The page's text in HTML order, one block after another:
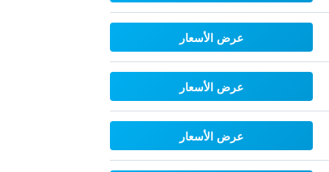
عرض الأسعار
عرض الأسعار
عرض الأسعار